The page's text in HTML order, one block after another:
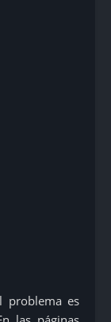
problema es